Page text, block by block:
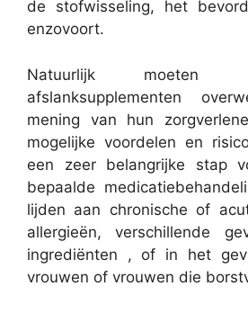
de stofwisseling, het
enzovoort.
Natuurlijk moeten
afslanksupplementen
mening van hun
mogelijke voordelen en
een zeer belangrijke stap
bepaalde
lijden aan chronische of
allergieën, verschillende
ingrediënten , of in het
vrouwen of vrouwen die